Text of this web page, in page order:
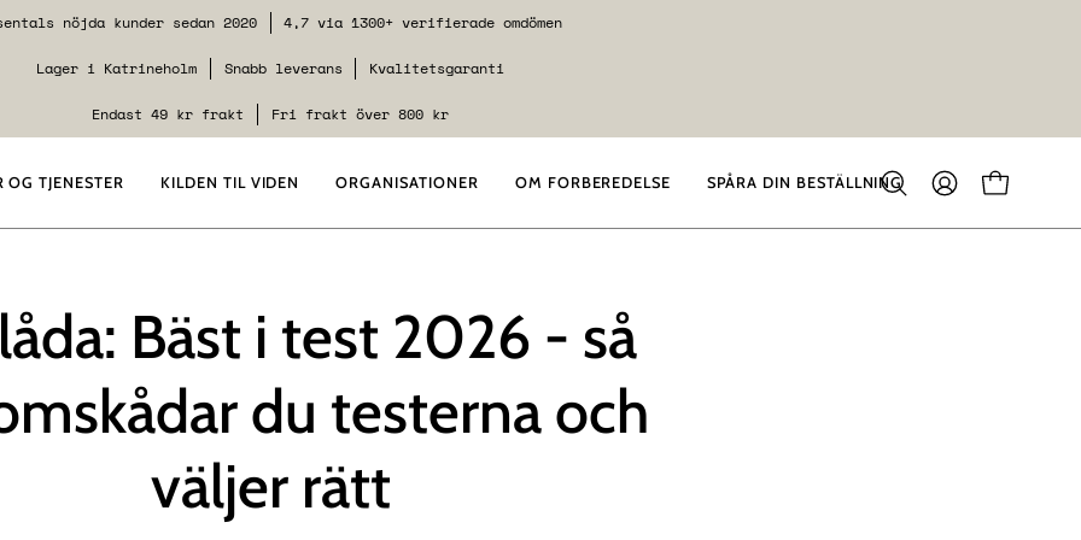
nöjda kunder sedan 2020 4,7 via 1300+ verifierade omdömen
Lager i Katrineholm Snabb leverans Kvalitetsgaranti
Endast 49 kr frakt Fri frakt över 800 kr
OG TJENESTER KILDEN TIL VIDEN ORGANISATIONER OM FORBEREDELSE SPÅRA DIN BESTÄLLNING
Luk
MIN
SE
Bäst i test 2026 - så
du testerna och
väljer rätt